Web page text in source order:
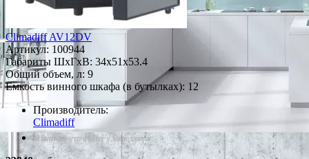
Climadiff AV12DV
Артикул: 100944
Габариты ШxГxВ: 34x51x53.4
Общий объем, л: 9
Емкость винного шкафа (в бутылках): 12
Производитель:
Climadiff
*Наличие уточняйте у менеджера